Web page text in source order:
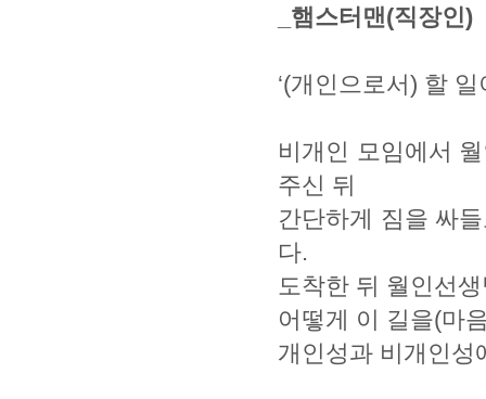
_햄스터맨(직장인)
‘(개인으로서) 할
비개인 모임에서
주신 뒤
간단하게 짐을 싸
다.
도착한 뒤 월인선
어떻게 이 길을(마
개인성과 비개인성